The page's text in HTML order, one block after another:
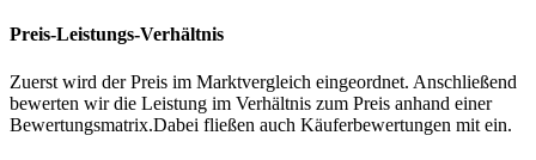
Preis-Leistungs-Verhältnis
Zuerst wird der Preis im Marktvergleich eingeordnet. Anschließend
bewerten wir die Leistung im Verhältnis zum Preis anhand einer
Bewertungsmatrix.Dabei fließen auch Käuferbewertungen mit ein.